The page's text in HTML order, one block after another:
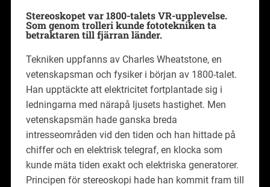
Stereoskopet var 1800-talets VR-upplevelse.
Som genom trolleri kunde fototekniken ta
betraktaren till fjärran länder.
Tekniken uppfanns av Charles Wheatstone, en
vetenskapsman och fysiker i början av 1800-talet.
Han upptäckte att elektricitet fortplantade sig i
ledningarna med närapå ljusets hastighet. Men
vetenskapsmän hade ganska breda
intresseområden vid den tiden och han hittade på
chiffer och en elektrisk telegraf, en klocka som
kunde mäta tiden exakt och elektriska generatorer.
Principen för stereoskopi hade han kommit fram till